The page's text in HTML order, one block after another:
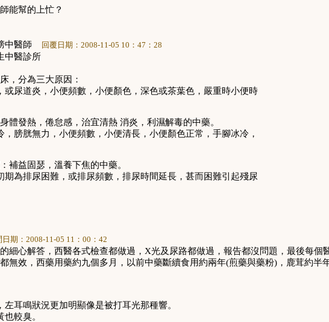
能幫的上忙 ？
中醫師 回覆日期： 2008-11-05 10 ： 47 ： 28
中醫診所
，分為三大原因：
或尿道炎，小便頻數，小便顏色，深色或茶葉色，嚴重時小便時
體發熱，倦怠感，治宜清熱 消炎，利濕解毒的中藥。
，膀胱無力，小便頻數，小便清長，小便顏色正常，手腳冰冷，
補益固瑟，溫養下焦的中藥。
期為排尿困難，或排尿頻數，排尿時間延長，甚而困難引起殘尿
期： 2008-11-05 11 ： 00 ： 42
細心解答 ， 西醫各式檢查都做過 ， X光及尿路都做過 ， 報告都沒問題 ， 最後每個
無效 ， 西藥用藥約九個多月 ， 以前中藥斷續食用約兩年(煎藥與藥粉) ， 鹿茸約半
左耳鳴狀況更加明顯像是被打耳光那種響。
也較臭。